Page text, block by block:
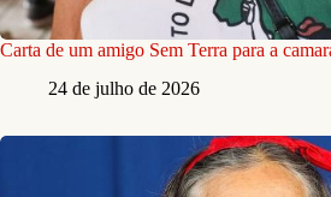
Carta de um amigo Sem Terra para a
24 de julho de 2026